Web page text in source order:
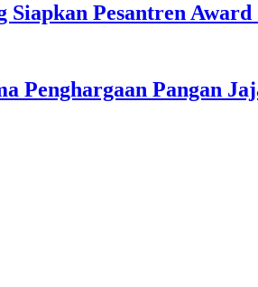
Siapkan Pesantren Award
Penghargaan Pangan